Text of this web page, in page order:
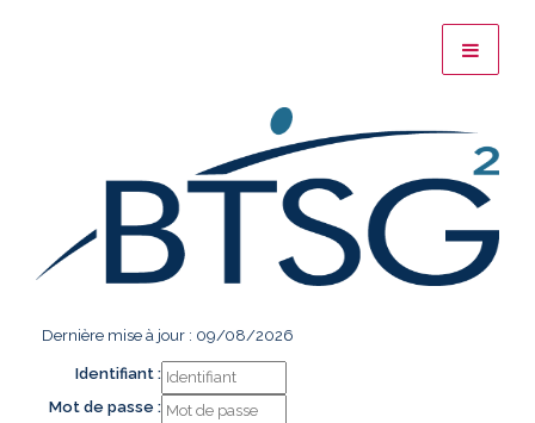
Dernière mise à jour : 09/08/2026
Identifiant :
Mot de passe :